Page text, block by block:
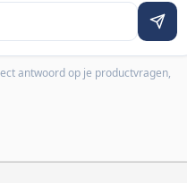
antwoord op je productvragen,